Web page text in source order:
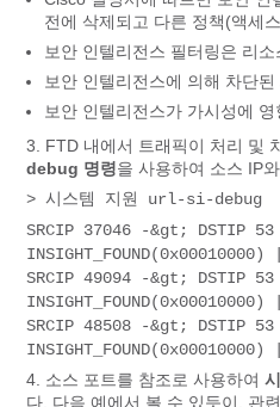
전에 삭제되고 다른 정책(액세
보안 인텔리전스 필터링은 리
보안 인텔리전스에 의해 차단
보안 인텔리전스가 가시성에
3. FTD 내에서 트래픽이 처리 및
debug 명령을 사용하여 소스 IP
> 시스템 지원 url-si-debug
SRCIP 37046 -&gt; DSTIP
SRCIP 49094 -&gt; DSTIP
SRCIP 48508 -&gt; DSTIP
4. 소스 포트를 참조로 사용하여
다. 다음 예에서 볼 수 있듯이, 관